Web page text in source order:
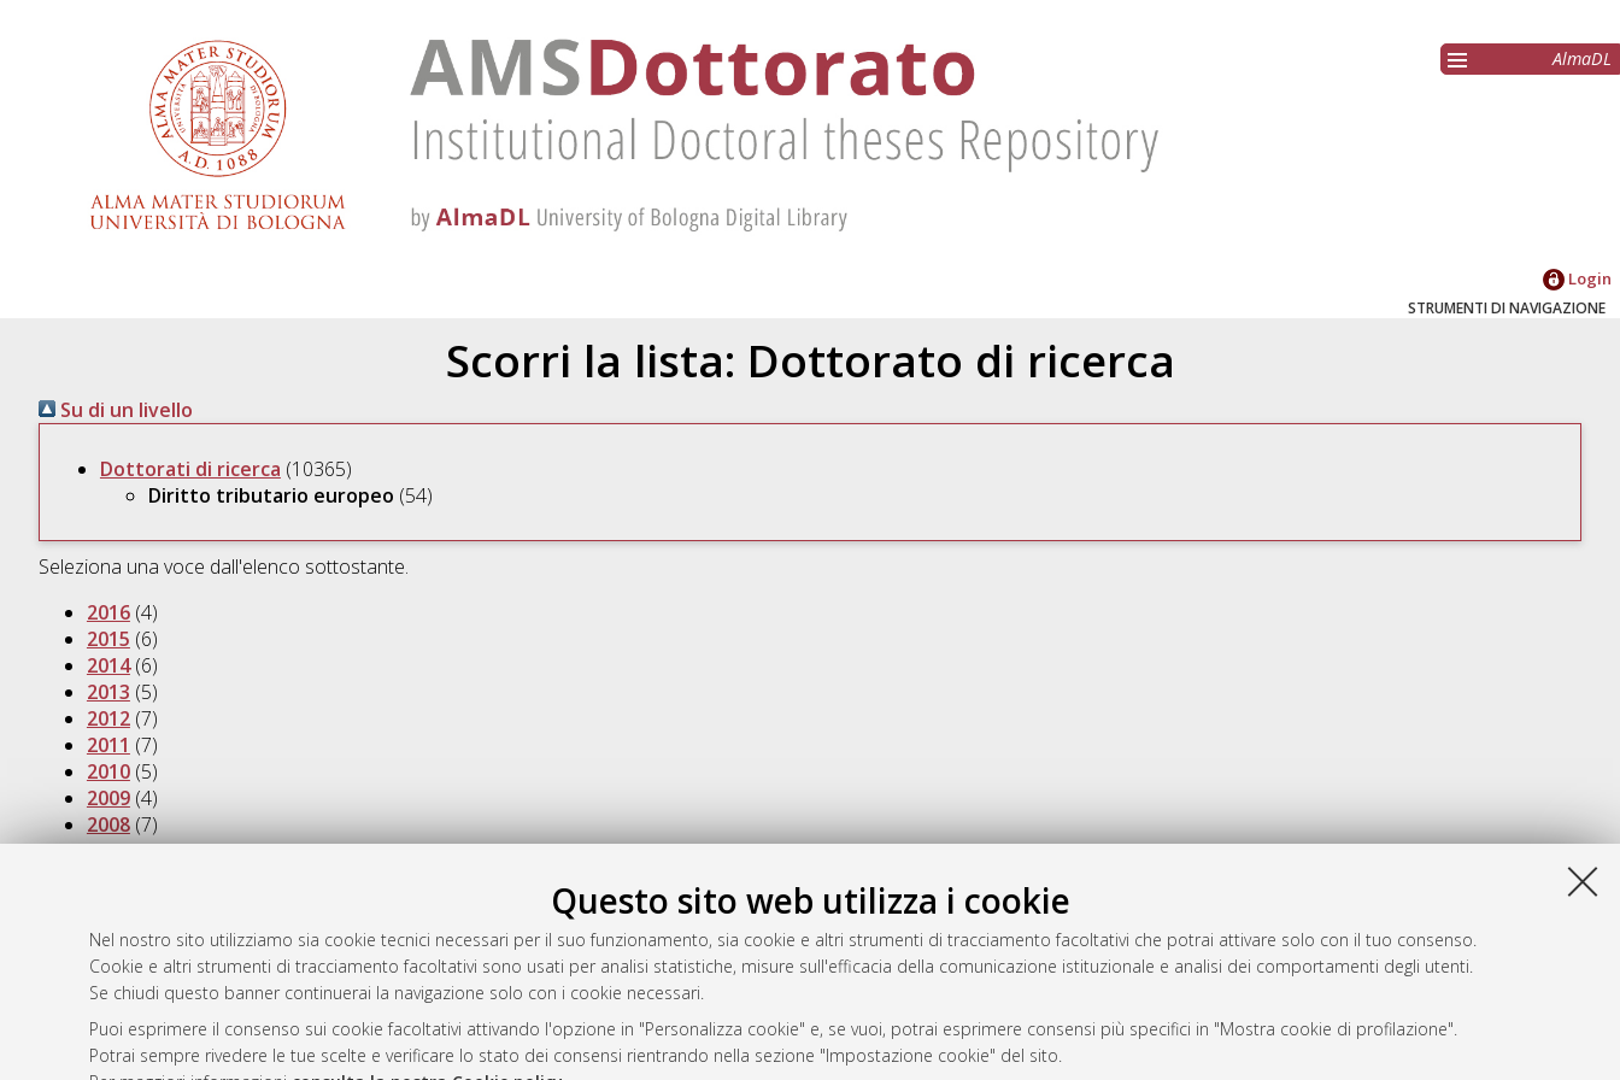
Questo sito web utilizza i cookie
Nel nostro sito utilizziamo sia cookie tecnici necessari per il suo funzionamento, sia cookie e altri strumenti di tracciamento facoltativi che potrai attivare solo con il tuo consenso.
Cookie e altri strumenti di tracciamento facoltativi sono usati per analisi statistiche, misure sull'efficacia della comunicazione istituzionale e analisi dei comportamenti degli utenti.
Se chiudi questo banner continuerai la navigazione solo con i cookie necessari.
Puoi esprimere il consenso sui cookie facoltativi attivando l'opzione in "Personalizza cookie" e, se vuoi, potrai esprimere consensi più specifici in "Mostra cookie di profilazione".
Potrai sempre rivedere le tue scelte e verificare lo stato dei consensi rientrando nella sezione "Impostazione cookie" del sito.
AlmaDL
Login
STRUMENTI DI NAVIGAZIONE
Scorri la lista: Dottorato di ricerca
Su di un livello
Dottorati di ricerca (10365)
Diritto tributario europeo (54)
Seleziona una voce dall'elenco sottostante.
2016(4)
2015 (6)
2014(6)
2013 (5)
2012(7)
2011 (7)
2010(5)
2009(4)
2008(7)
2007(3)
Atom
Rss 2.0
AMS Dottorato
ISSN: 2038-7946
Servizio implementato e gestito da
Impostazioni Cookie
Informativa sulla privacy